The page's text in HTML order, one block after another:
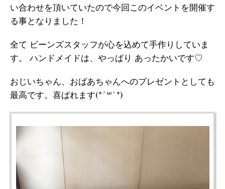
い合わせを頂いていたので今回このイベントを開催す
る事となりました！
全て ビーンズスタッフが心を込めて手作りしていま
す。 ハンドメイドは、やっぱり あったかいです♡
おじいちゃん、おばあちゃんへのプレゼントとしても
最高です。喜ばれます(*´꒳`*)